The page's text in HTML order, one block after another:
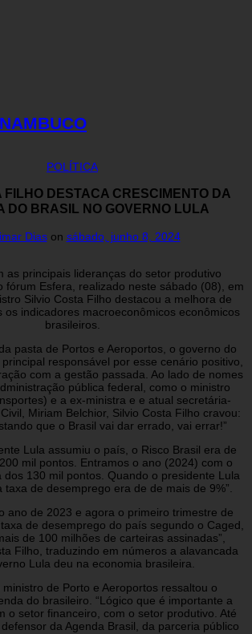
POLÍTICA
FILHO DESTACA CRESCIMENTO DA
DO BRASIL NO GOVERNO LULA
Dias on sábado, junho 8, 2024
as principais lideranças do setor produtivo
fórum Esfera, realizado neste sábado (08), em
Silvio Costa Filho destacou a melhora de
os indicadores macroeconômicos econômicos
brasileiros.
pasta de Portos e Aeroportos, o governo do
responsável por esse cenário positivo,
com a gestão passada. Ao lado de nomes
pública federal, como o ministro
e a ex-ministra e e atual secretária-
Miriam Belchior, Silvio Costa Filho cravou:
que o Brasil vai dar errado, vai errar!”
Lula assumiu o país, o Risco Brasil era de
mil pontos. Entramos o ano (2024) com o
dos 130 mil pontos. Quando o presidente Lula
taxa de desemprego era de de mais de 9%”.
ano de 2023 e agora o primeiro trimestre de
de desemprego do país segundo o Caged,
de 100 milhões de carteiras assinadas”,
Filho, traduzindo em números a alavancada
Lula deu na economia brasileira.
de Porto e Aeroportos ressaltou o
do brasileiro. “Lógico que é importante a
o setor financeiro, com o setor produtivo. Até
da Agenda Brasil, da parceria público